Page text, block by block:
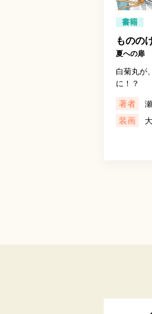
書籍
ものの
夏への扉
白菊丸が
に！？
著者
装画